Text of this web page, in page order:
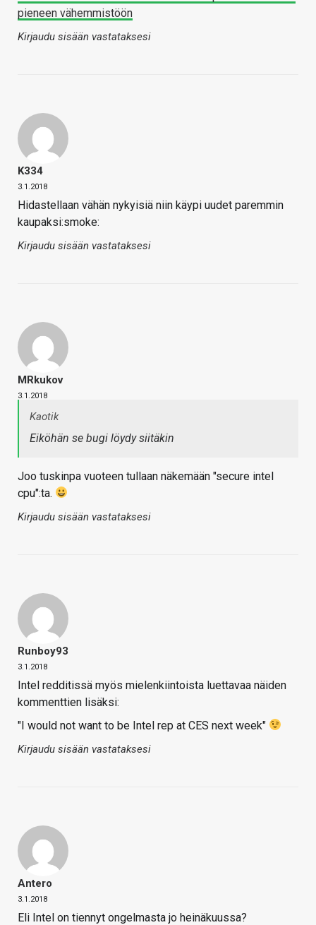
pieneen vähemmistöön
Kirjaudu sisään vastataksesi
K334
3.1.2018
Hidastellaan vähän nykyisiä niin käypi uudet paremmin
kaupaksi:smoke:
Kirjaudu sisään vastataksesi
MRkukov
3.1.2018
Kaotik
Eiköhän se bugi löydy siitäkin
Joo tuskinpa vuoteen tullaan näkemään "secure intel
cpu":ta.
Kirjaudu sisään vastataksesi
Runboy93
3.1.2018
Intel redditissä myös mielenkiintoista luettavaa näiden
kommenttien lisäksi:
"I would not want to be Intel rep at CES next week"
Kirjaudu sisään vastataksesi
Antero
3.1.2018
Eli Intel on tiennyt ongelmasta jo heinäkuussa?